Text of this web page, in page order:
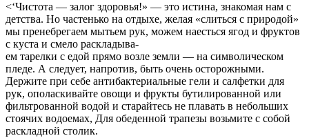
<‘Чистота — залог здоровья!» — это истина, знакомая нам с
детства. Но частенько на отдыхе, желая «слиться с природой»
мы пренебрегаем мытьем рук, можем наесться ягод и фруктов
с куста и смело раскладыва-
ем тарелки с едой прямо возле земли — на символическом
пледе. А следует, напротив, быть очень осторожными.
Держите при себе антибактериальные гели и салфетки для
рук, ополаскивайте овощи и фрукты бутилированной или
фильтрованной водой и старайтесь не плавать в небольших
стоячих водоемах, Для обеденной трапезы возьмите с собой
раскладной столик.